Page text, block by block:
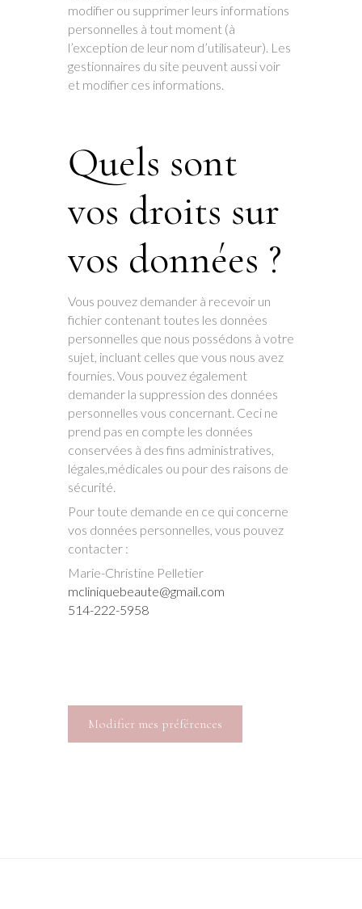
modifier ou supprimer leurs informations
personnelles à tout moment (à
l’exception de leur nom d’utilisateur). Les
gestionnaires du site peuvent aussi voir
et modifier ces informations.
Quels sont
vos droits sur
vos données ?
Vous pouvez demander à recevoir un
fichier contenant toutes les données
personnelles que nous possédons à votre
sujet, incluant celles que vous nous avez
fournies. Vous pouvez également
demander la suppression des données
personnelles vous concernant. Ceci ne
prend pas en compte les données
conservées à des fins administratives,
légales,médicales ou pour des raisons de
sécurité.
Pour toute demande en ce qui concerne
vos données personnelles, vous pouvez
contacter :
Marie-Christine Pelletier​​
mcliniquebeaute@gmail.com
514-222-5958
Modifier mes préférences